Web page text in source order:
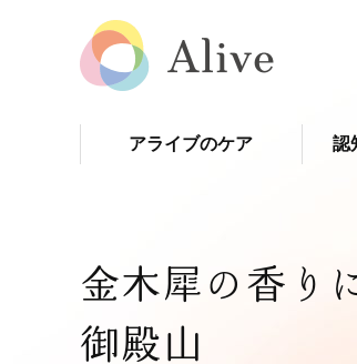
アライブのケア 認
金木犀の香り
御殿山